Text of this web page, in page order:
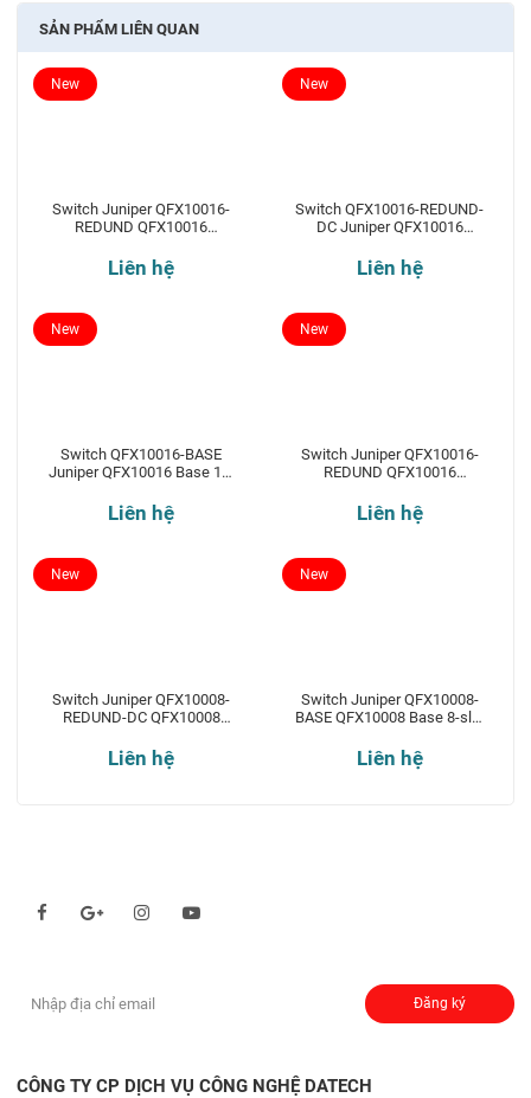
SẢN PHẨM LIÊN QUAN
Switch Juniper QFX10016-
REDUND QFX10016
Liên hệ
New
Switch QFX10016-REDUND-
DC Juniper QFX10016
Liên hệ
New
Switch QFX10016-BASE
Juniper QFX10016 Base 16-
Liên hệ
New
Switch Juniper QFX10016-
REDUND QFX10016
Liên hệ
New
Switch Juniper QFX10008-
REDUND-DC QFX10008
Liên hệ
New
Switch Juniper QFX10008-
BASE QFX10008 Base 8-slot
Liên hệ
New
Đăng ký
CÔNG TY CP DỊCH VỤ CÔNG NGHỆ DATECH